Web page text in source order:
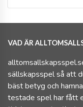
VAD ÄR
sällskapsspel så att
bäst betyg och
testade spel har fått